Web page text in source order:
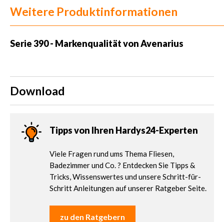
Weitere Produktinformationen
Serie 390 - Markenqualität von Avenarius
Download
Tipps von Ihren Hardys24-Experten
Viele Fragen rund ums Thema Fliesen,
Badezimmer und Co. ? Entdecken Sie Tipps &
Tricks, Wissenswertes und unsere Schritt-für-
Schritt Anleitungen auf unserer Ratgeber Seite.
zu den Ratgebern